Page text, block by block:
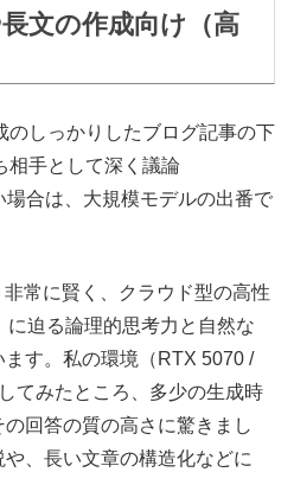
文の作成向け（高
のしっかりしたブログ記事の下
相手として深く議論
場合は、大規模モデルの出番で
非常に賢く、クラウド型の高性
に迫る論理的思考力と自然な
ます。私の環境（RTX 5070 /
てみたところ、多少の生成時
回答の質の高さに驚きまし
、長い文章の構造化などに